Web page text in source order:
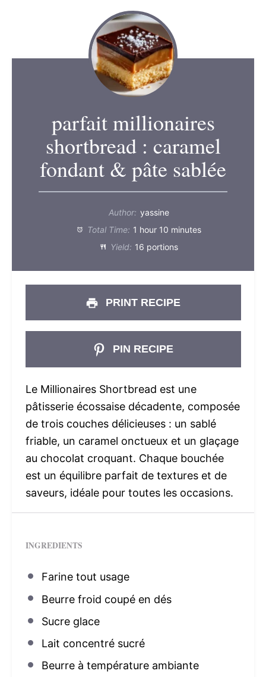
parfait millionaires
shortbread : caramel
fondant & pâte sablée
Author: yassine
Total Time: 1 hour 10 minutes
Yield: 16 portions
PRINT RECIPE
PIN RECIPE
Le Millionaires Shortbread est une
pâtisserie écossaise décadente, composée
de trois couches délicieuses : un sablé
friable, un caramel onctueux et un glaçage
au chocolat croquant. Chaque bouchée
est un équilibre parfait de textures et de
saveurs, idéale pour toutes les occasions.
INGREDIENTS
Farine tout usage
Beurre froid coupé en dés
Sucre glace
Lait concentré sucré
Beurre à température ambiante